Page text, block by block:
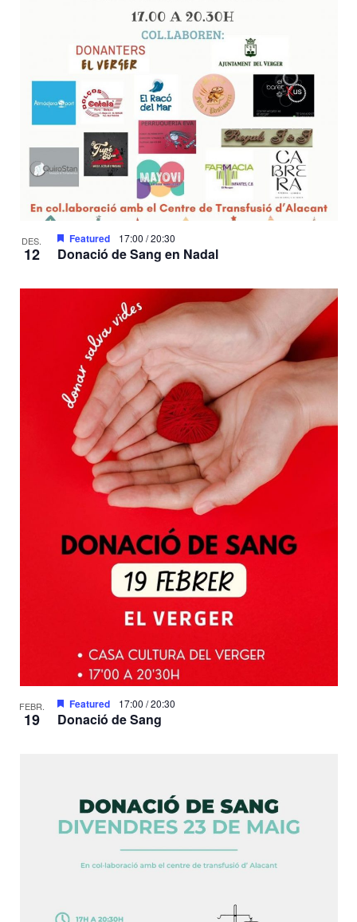
DES.
12 Donació de Sang en Nadal
Featured 17:00 / 20:30
FEBR.
19 Donació de Sang
Featured 17:00 / 20:30